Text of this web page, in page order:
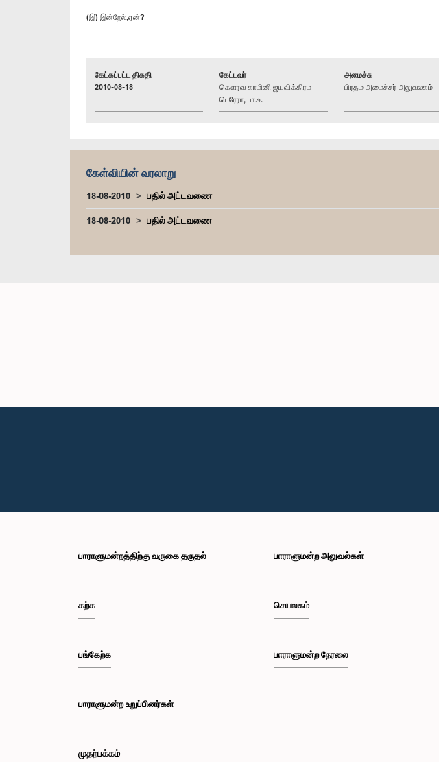
(இ) இன்றேல்,ஏன்?
கேட்கப்பட்ட திகதி
2010-08-18
கேட்டவர்
கௌரவ காமினி ஜயவிக்கிரம
பெரேரா, பா.உ.
அமைச்சு
பிரதம அமைச்சர் அலுவலகம்
கேள்வியின் வரலாறு
18-08-2010
பதில் அட்டவணை
18-08-2010
பதில் அட்டவணை
பாராளுமன்றத்திற்கு வருகை தருதல்
கற்க
பங்கேற்க
பாராளுமன்ற உறுப்பினர்கள்
முதற்பக்கம்
பாராளுமன்ற அலுவல்கள்
செயலகம்
பாராளுமன்ற நேரலை